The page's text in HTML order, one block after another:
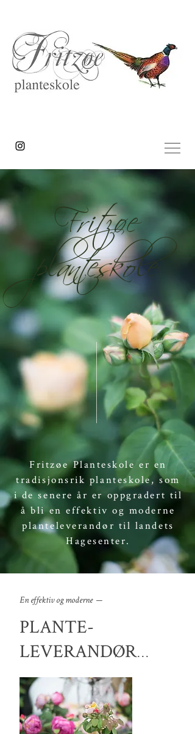
En effektiv og moderne —
PLANTE-
LEVERANDØR...
Fritzøe
planteskole
Fritzøe Planteskole er en
tradisjonsrik planteskole, som
i de senere år er oppgradert til
å bli en effektiv og moderne
planteleverandør til landets
Hagesenter.